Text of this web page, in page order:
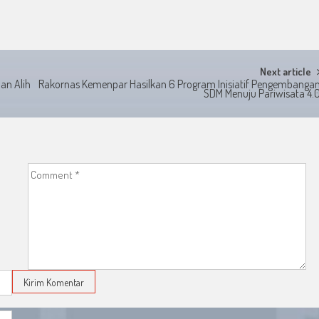
Alih
Next article
Rakornas Kemenpar Hasilkan 6 Program Inisiatif
SDM Menuju Pariwisata